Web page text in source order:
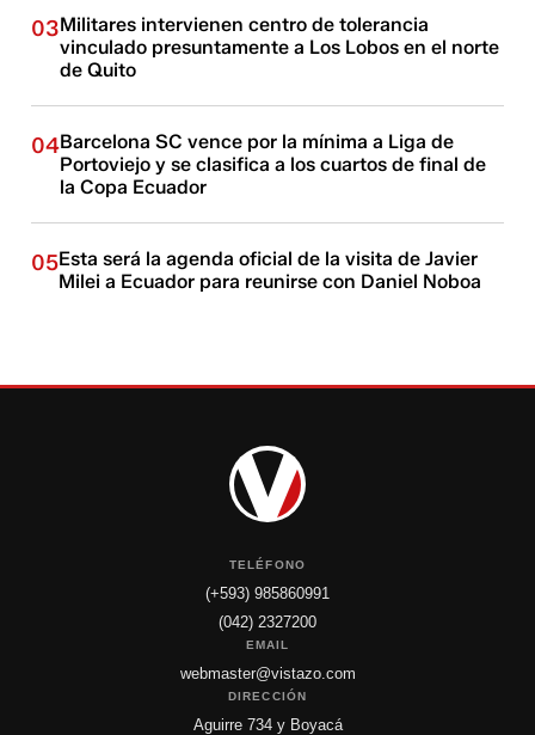
03Militares intervienen centro de tolerancia
vinculado presuntamente a Los Lobos en el norte
de Quito
04Barcelona SC vence por la mínima a Liga de
Portoviejo y se clasifica a los cuartos de final de
la Copa Ecuador
05Esta será la agenda oficial de la visita de Javier
Milei a Ecuador para reunirse con Daniel Noboa
TELÉFONO
(+593) 985860991
(042) 2327200
EMAIL
webmaster@vistazo.com
DIRECCIÓN
Aguirre 734 y Boyacá